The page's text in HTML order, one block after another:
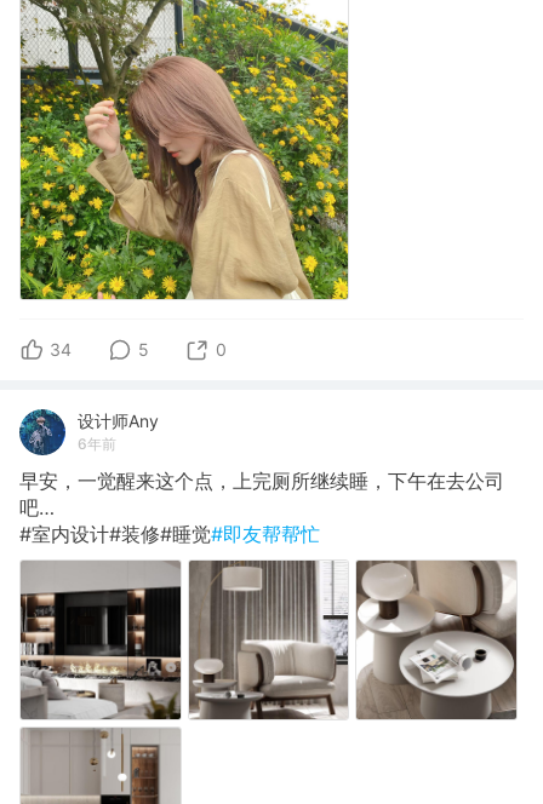
34 5 0
设计师Any
6年前
早安，一觉醒来这个点，上完厕所继续睡，下午在去公司
吧…
#室内设计#装修#睡觉#即友帮帮忙